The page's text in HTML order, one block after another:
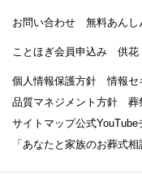
お問い合わせ 無料あんし
ことほぎ会員申込み 供花
個人情報保護方針
情報セ
品質マネジメント方針
葬
サイトマップ公式YouTube
「あなたと家族のお葬式相